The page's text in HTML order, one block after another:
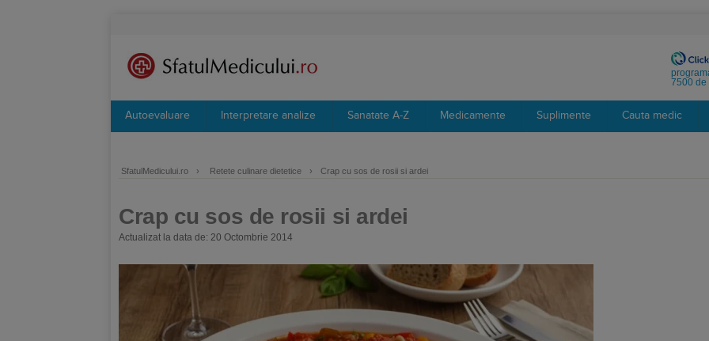
7500 de
Autoevaluare Interpretare analize Sanatate A-Z Medicamente Suplimente Cauta medic
SfatulMedicului.ro › Retete culinare dietetice › Crap cu sos de rosii si ardei
Crap cu sos de rosii si ardei
Actualizat la data de: 20 Octombrie 2014